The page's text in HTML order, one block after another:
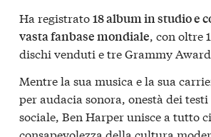
Ha registrato18 album in studio e
vasta fanbase mondiale, con oltre
dischi venduti e tre Grammy
Mentre la sua musica e la sua
per audacia sonora, onestà dei
sociale, Ben Harper unisce a tutto
consapevolezza della cultura